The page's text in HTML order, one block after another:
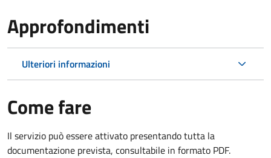
Approfondimenti
Ulteriori informazioni
Come fare
Il servizio può essere attivato presentando tutta la
documentazione prevista, consultabile in formato PDF.